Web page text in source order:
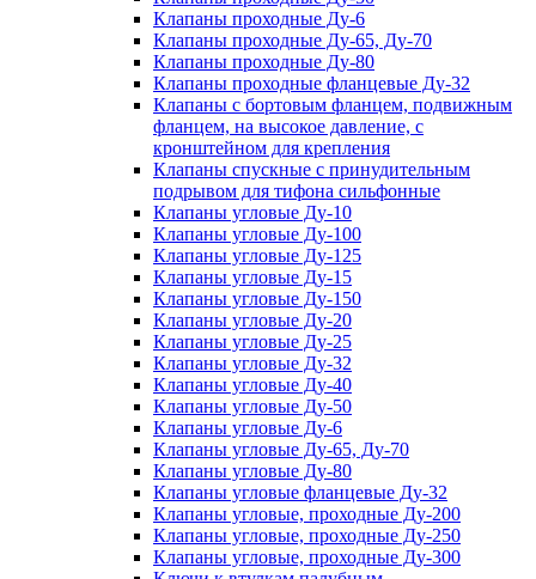
Клапаны проходные Ду-6
Клапаны проходные Ду-65, Ду-70
Клапаны проходные Ду-80
Клапаны проходные фланцевые Ду-32
Клапаны с бортовым фланцем, подвижным
фланцем, на высокое давление, с
кронштейном для крепления
Клапаны спускные с принудительным
подрывом для тифона сильфонные
Клапаны угловые Ду-10
Клапаны угловые Ду-100
Клапаны угловые Ду-125
Клапаны угловые Ду-15
Клапаны угловые Ду-150
Клапаны угловые Ду-20
Клапаны угловые Ду-25
Клапаны угловые Ду-32
Клапаны угловые Ду-40
Клапаны угловые Ду-50
Клапаны угловые Ду-6
Клапаны угловые Ду-65, Ду-70
Клапаны угловые Ду-80
Клапаны угловые фланцевые Ду-32
Клапаны угловые, проходные Ду-200
Клапаны угловые, проходные Ду-250
Клапаны угловые, проходные Ду-300